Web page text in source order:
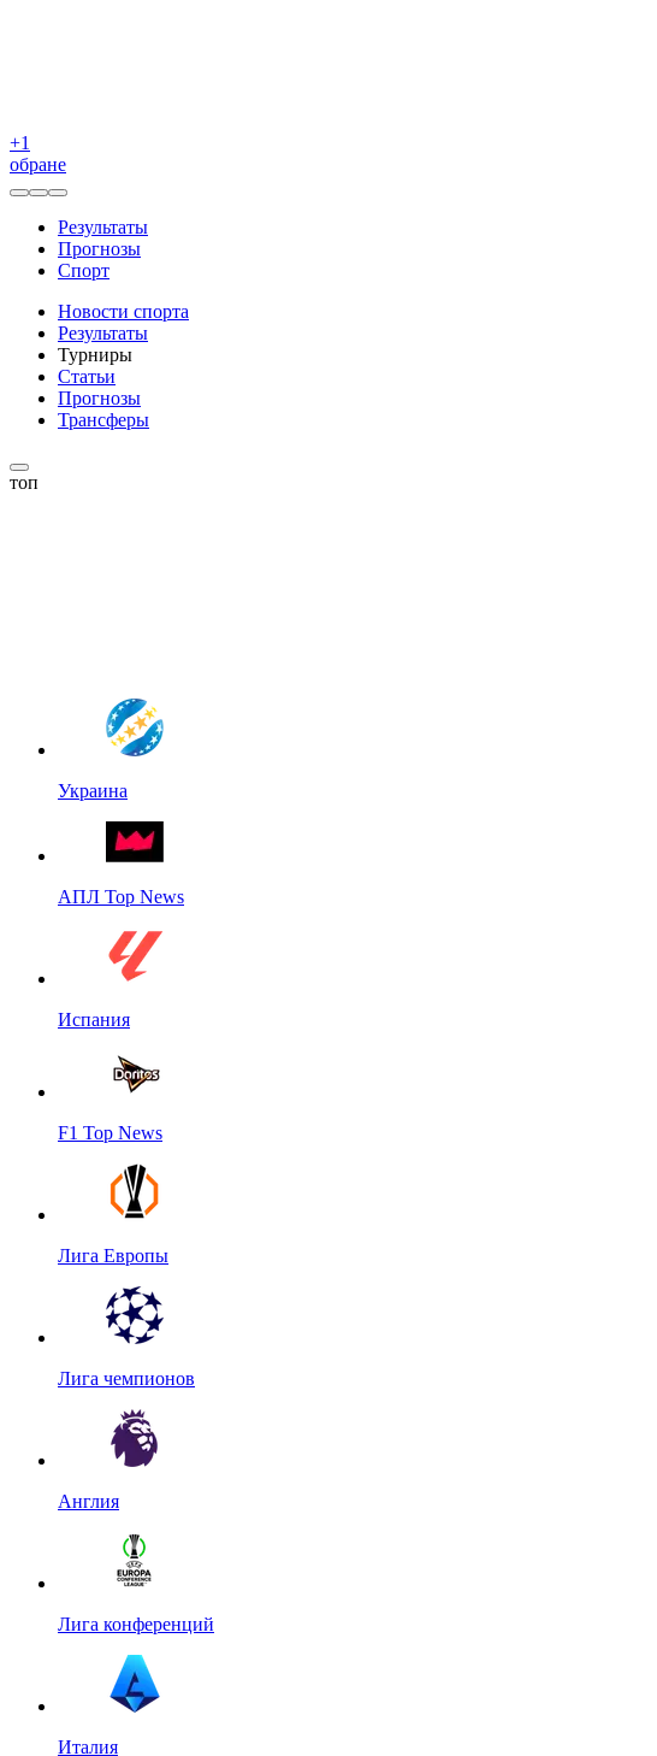
+1
обране
Результаты
Прогнозы
Спорт
Новости спорта
Результаты
Турниры
Статьи
Прогнозы
Трансферы
топ
Украина
АПЛ Top News
Испания
F1 Top News
Лига Европы
Лига чемпионов
Англия
Лига конференций
Италия